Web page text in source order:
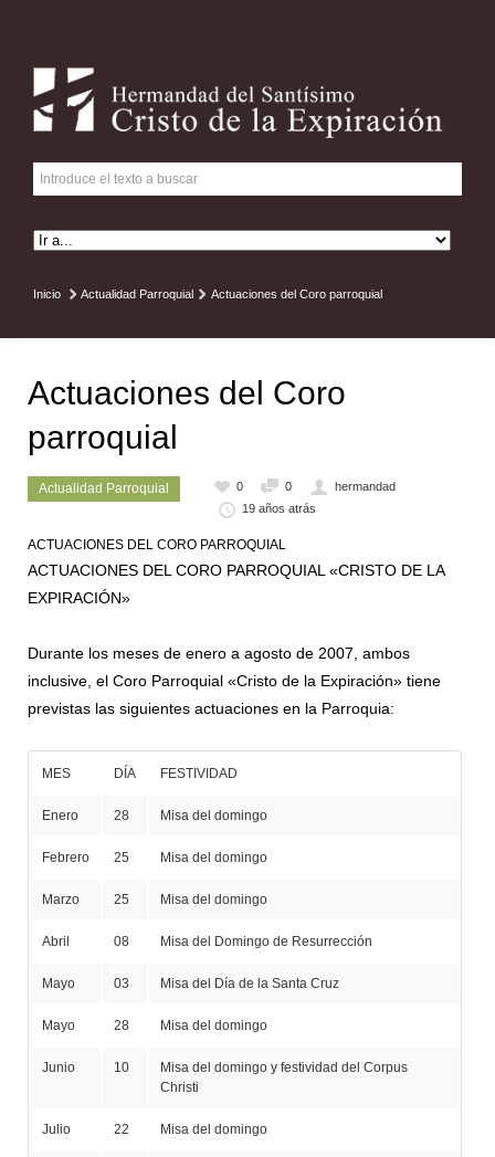
Inicio Actualidad Parroquial Actuaciones del Coro parroquial
Actuaciones del Coro
parroquial
Actualidad Parroquial 0 0
hermandad
19 años atrás
ACTUACIONES DEL CORO PARROQUIAL
ACTUACIONES DEL CORO PARROQUIAL «CRISTO DE LA
EXPIRACIÓN»
Durante los meses de enero a agosto de 2007, ambos
inclusive, el Coro Parroquial «Cristo de la Expiración» tiene
previstas las siguientes actuaciones en la Parroquia:
MES DÍA FESTIVIDAD
Enero 28 Misa del domingo
Febrero 25 Misa del domingo
Marzo 25 Misa del domingo
Abril 08 Misa del Domingo de Resurrección
Mayo 03 Misa del Día de la Santa Cruz
Mayo 28 Misa del domingo
Junio 10
Misa del domingo y festividad del Corpus
Christi
Julio 22 Misa del domingo